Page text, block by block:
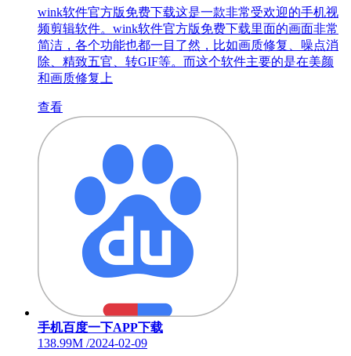
wink软件官方版免费下载这是一款非常受欢迎的手机视
频剪辑软件。wink软件官方版免费下载里面的画面非常
简洁，各个功能也都一目了然，比如画质修复、噪点消
除、精致五官、转GIF等。而这个软件主要的是在美颜
和画质修复上
查看
手机百度一下APP下载
138.99M /2024-02-09